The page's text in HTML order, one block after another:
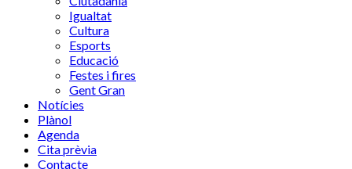
Igualtat
Cultura
Esports
Educació
Festes i fires
Gent Gran
Notícies
Plànol
Agenda
Cita prèvia
Contacte